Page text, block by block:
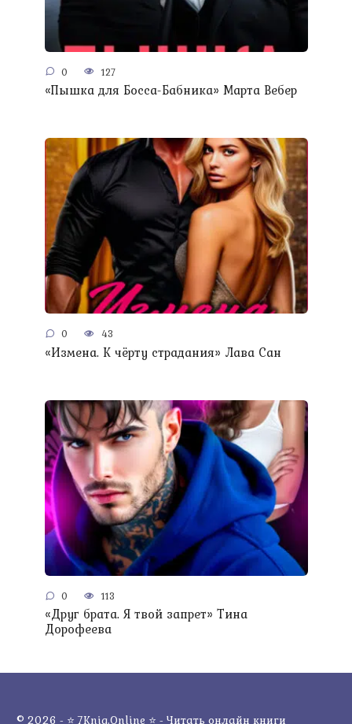
0 127
«Пышка для Босса-Бабника» Марта Вебер
0 43
«Измена. К чёрту страдания» Лава Сан
0 113
«Друг брата. Я твой запрет» Тина
Дорофеева
© 2026 - ⭐ 7Knig.Online ⭐ - Читать онлайн книги